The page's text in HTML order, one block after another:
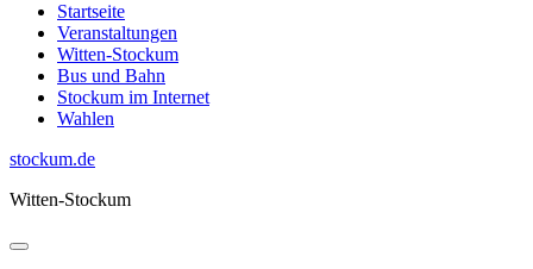
Startseite
Veranstaltungen
Witten-Stockum
Bus und Bahn
Stockum im Internet
Wahlen
stockum.de
Witten-Stockum